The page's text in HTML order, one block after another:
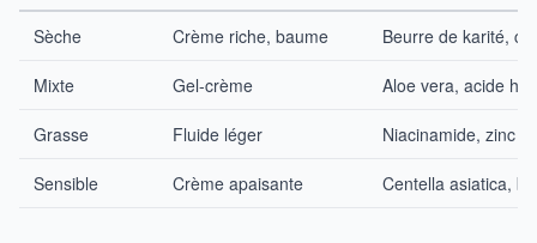
Sèche Crème riche, baume Beurre de karité,
Mixte Gel-crème Aloe vera, acide
Grasse Fluide léger Niacinamide, zinc
Sensible Crème apaisante Centella asiatica,